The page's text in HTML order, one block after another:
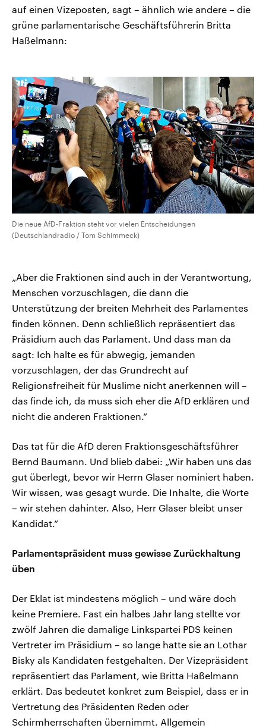
auf einen Vizeposten, sagt – ähnlich wie andere – die
grüne parlamentarische Geschäftsführerin Britta
Haßelmann:
Die neue AfD-Fraktion steht vor vielen Entscheidungen
(Deutschlandradio / Tom Schimmeck)
„Aber die Fraktionen sind auch in der Verantwortung,
Menschen vorzuschlagen, die dann die
Unterstützung der breiten Mehrheit des Parlamentes
finden können. Denn schließlich repräsentiert das
Präsidium auch das Parlament. Und dass man da
sagt: Ich halte es für abwegig, jemanden
vorzuschlagen, der das Grundrecht auf
Religionsfreiheit für Muslime nicht anerkennen will –
das finde ich, da muss sich eher die AfD erklären und
nicht die anderen Fraktionen.“
Das tat für die AfD deren Fraktionsgeschäftsführer
Bernd Baumann. Und blieb dabei: „Wir haben uns das
gut überlegt, bevor wir Herrn Glaser nominiert haben.
Wir wissen, was gesagt wurde. Die Inhalte, die Worte
– wir stehen dahinter. Also, Herr Glaser bleibt unser
Kandidat.“
Parlamentspräsident muss gewisse Zurückhaltung
üben
Der Eklat ist mindestens möglich – und wäre doch
keine Premiere. Fast ein halbes Jahr lang stellte vor
zwölf Jahren die damalige Linkspartei PDS keinen
Vertreter im Präsidium – so lange hatte sie an Lothar
Bisky als Kandidaten festgehalten. Der Vizepräsident
repräsentiert das Parlament, wie Britta Haßelmann
erklärt. Das bedeutet konkret zum Beispiel, dass er in
Vertretung des Präsidenten Reden oder
Schirmherrschaften übernimmt. Allgemein